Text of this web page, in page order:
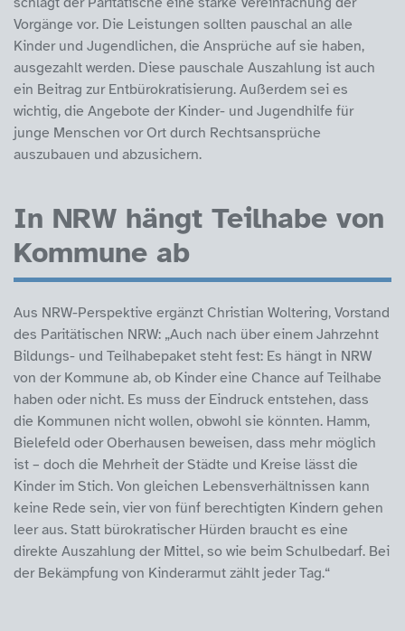
Vorgänge vor. Die Leistungen sollten pauschal an alle
Kinder und Jugendlichen, die Ansprüche auf sie haben,
ausgezahlt werden. Diese pauschale Auszahlung ist auch
ein Beitrag zur Entbürokratisierung. Außerdem sei es
wichtig, die Angebote der Kinder- und Jugendhilfe für
junge Menschen vor Ort durch Rechtsansprüche
auszubauen und abzusichern.
In NRW hängt Teilhabe von
Kommune ab
Aus NRW-Perspektive ergänzt Christian Woltering, Vorstand
des Paritätischen NRW: „Auch nach über einem Jahrzehnt
Bildungs- und Teilhabepaket steht fest: Es hängt in NRW
von der Kommune ab, ob Kinder eine Chance auf Teilhabe
haben oder nicht. Es muss der Eindruck entstehen, dass
die Kommunen nicht wollen, obwohl sie könnten. Hamm,
Bielefeld oder Oberhausen beweisen, dass mehr möglich
ist – doch die Mehrheit der Städte und Kreise lässt die
Kinder im Stich. Von gleichen Lebensverhältnissen kann
keine Rede sein, vier von fünf berechtigten Kindern gehen
leer aus. Statt bürokratischer Hürden braucht es eine
direkte Auszahlung der Mittel, so wie beim Schulbedarf. Bei
der Bekämpfung von Kinderarmut zählt jeder Tag.“